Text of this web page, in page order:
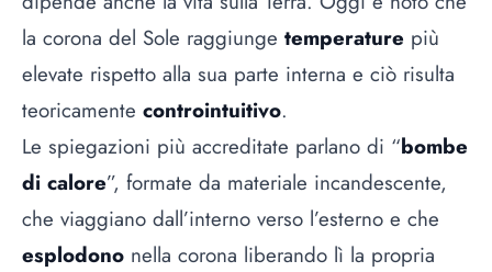
la corona del Sole raggiunge temperature più
elevate rispetto alla sua parte interna e ciò risulta
teoricamente controintuitivo.
Le spiegazioni più accreditate parlano di “bombe
di calore”, formate da materiale incandescente,
che viaggiano dall’interno verso l’esterno e che
esplodono nella corona liberando lì la propria